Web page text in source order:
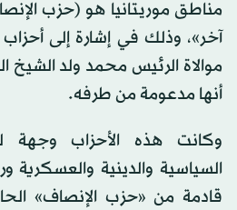
مناطق موريتانيا هو (حزب
آخر»، وذلك في إشارة إلى
موالاة الرئيس محمد ولد الشيخ
أنها مدعومة من طرفه.
وكانت هذه الأحزاب
السياسية والدينية والعسكرية
قادمة من «حزب الإنصاف»